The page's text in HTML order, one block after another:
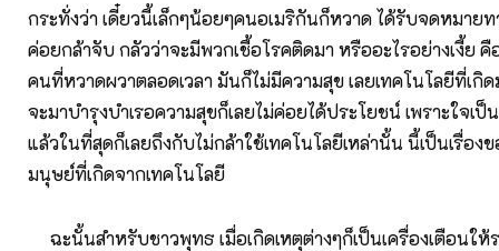
กระทั่งว่า เดี๋ยวนี้เล็กๆน้อยๆคนอเมริกันก็หวาด ได้รับจดหมาย
ค่อยกล้าจับ กลัวว่าจะมีพวกเชื้อโรคติดมา หรืออะไรอย่างเงี้ย
คนที่หวาดผวาตลอดเวลา มันก็ไม่มีความสุข เลยเทคโนโลยีที่เกิด
จะมาบำรุงบำเรอความสุขก็เลยไม่ค่อยได้ประโยชน์ เพราะใจเ
แล้วในที่สุดก็เลยถึงกับไม่กล้าใช้เทคโนโลยีเหล่านั้น นี้เป็นเรื่อ
มนุษย์ที่เกิดจากเทคโนโลยี
ฉะนั้นสำหรับชาวพุทธ เมื่อเกิดเหตุต่างๆก็เป็นเครื่องเตือนให้